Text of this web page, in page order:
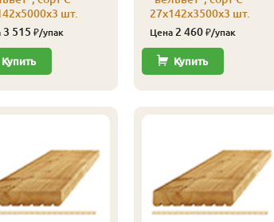
шт.
3 515 ₽/упак
Купить
27х142х3500х3 шт.
Цена 2 460₽/упак
Купить